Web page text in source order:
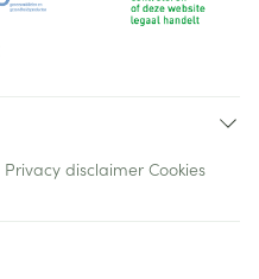
Privacy disclaimer Cookies